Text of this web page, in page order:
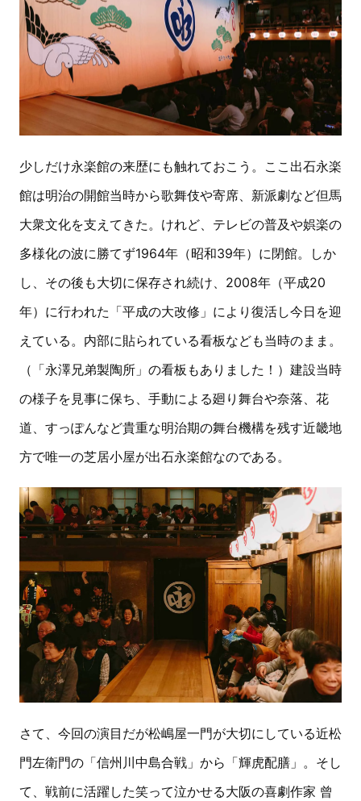
少しだけ永楽館の来歴にも触れておこう。ここ出石永楽
館は明治の開館当時から歌舞伎や寄席、新派劇など但馬
大衆文化を支えてきた。けれど、テレビの普及や娯楽の
多様化の波に勝てず1964年（昭和39年）に閉館。しか
し、その後も大切に保存され続け、2008年（平成20
年）に行われた「平成の大改修」により復活し今日を迎
えている。内部に貼られている看板なども当時のまま。
（「永澤兄弟製陶所」の看板もありました！）建設当時
の様子を見事に保ち、手動による廻り舞台や奈落、花
道、すっぽんなど貴重な明治期の舞台機構を残す近畿地
方で唯一の芝居小屋が出石永楽館なのである。
さて、今回の演目だが松嶋屋一門が大切にしている近松
門左衛門の「信州川中島合戦」から「輝虎配膳」。そし
て、戦前に活躍した笑って泣かせる大阪の喜劇作家 曾